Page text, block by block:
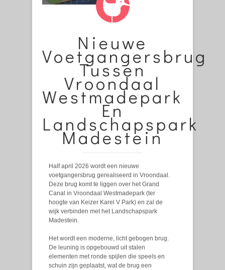
Nieuwe
Voetgangersbrug
Tussen
Vroondaal
Westmadepark
En
Landschapspark
Madestein
Half april 2026 wordt een nieuwe
voetgangersbrug gerealiseerd in Vroondaal.
Deze brug komt te liggen over het Grand
Canal in Vroondaal Westmadepark (ter
hoogte van Keizer Karel V Park) en zal de
wijk verbinden met het Landschapspark
Madestein.
Het wordt een moderne, licht gebogen brug.
De leuning is opgebouwd uit stalen
elementen met ronde spijlen die speels en
schuin zijn geplaatst, wat de brug een